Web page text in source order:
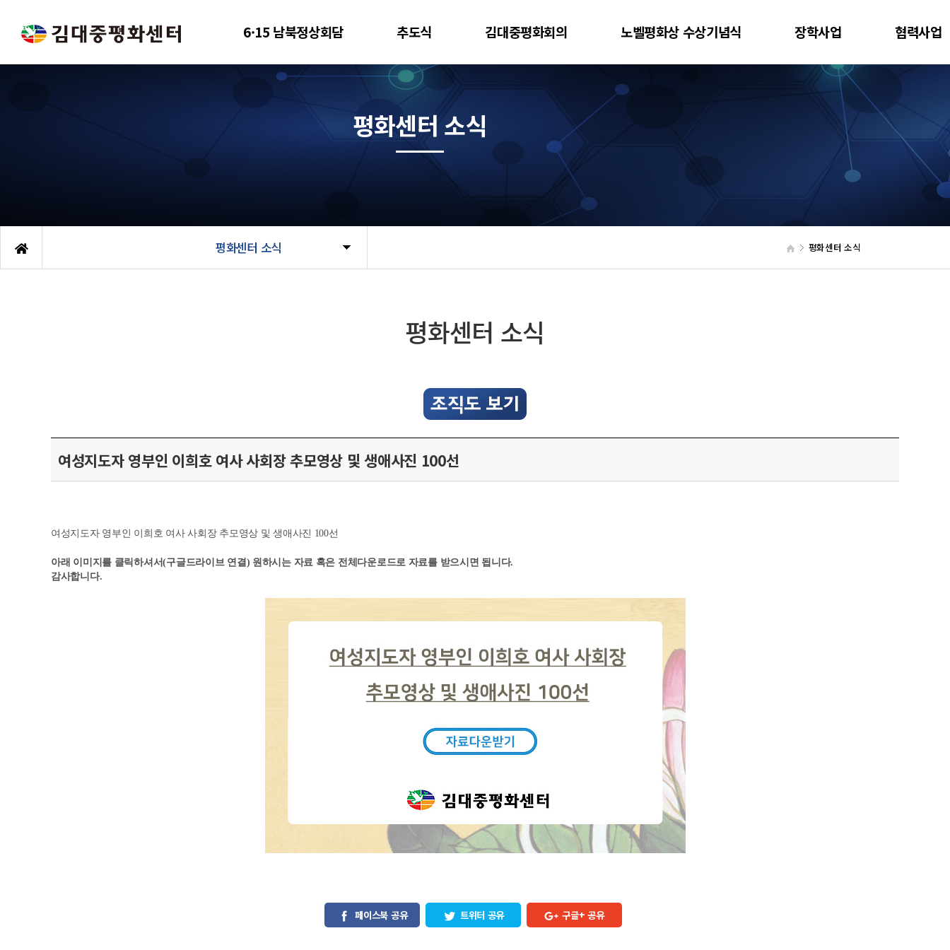
6·15 남북정상회담 추도식 김대중평화회의 노벨평화상 수상기념식 장학사업 협력사업
평화센터 소식 평화센터 소식
평화센터 소식
평화센터 소식
여성지도자 영부인 이희호 여사 사회장 추모영상 및 생애사진 100선
여성지도자 영부인 이희호 여사 사회장 추모영상 및 생애사진 100선
아래 이미지를 클릭하셔서(구글드라이브 연결) 원하시는 자료 혹은 전체다운로드로 자료를 받으시면 됩니다.
감사합니다.
페이스북 공유 트위터 공유 구글+ 공유